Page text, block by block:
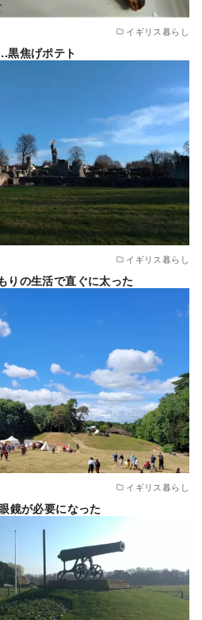
イギリス暮らし
焦げポテト
イギリス暮らし
りの生活で直ぐに太った
イギリス暮らし
鏡が必要になった